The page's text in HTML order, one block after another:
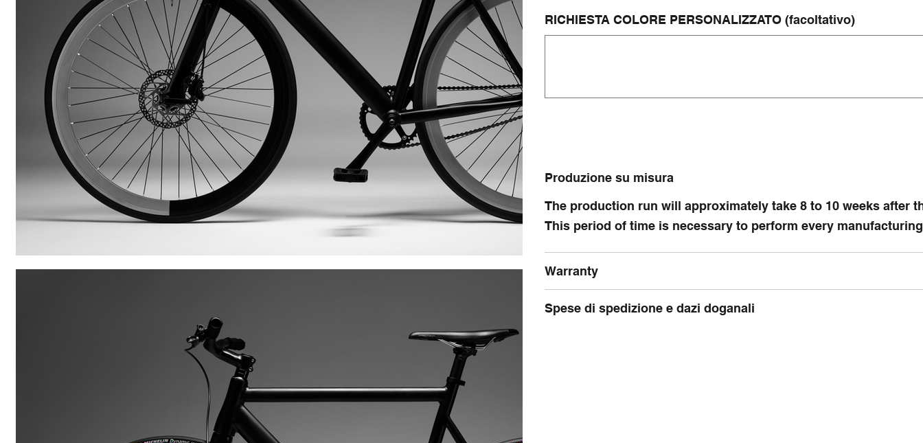
RICHIESTA COLORE PERSONALIZZATO (facoltativo)
Produzione su misura
The production run will approximately take 8 to 10 weeks after
This period of time is necessary to perform every
Warranty
Spese di spedizione e dazi doganali